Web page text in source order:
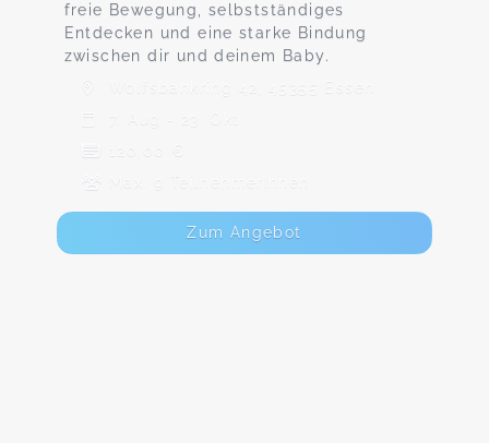
freie Bewegung, selbstständiges
Entdecken und eine starke Bindung
zwischen dir und deinem Baby.
Wolfsbankring 42, 45355 Essen
7. Aug - 23. Okt
120,00 €
Max. 9 TeilnehmerInnen
Zum Angebot